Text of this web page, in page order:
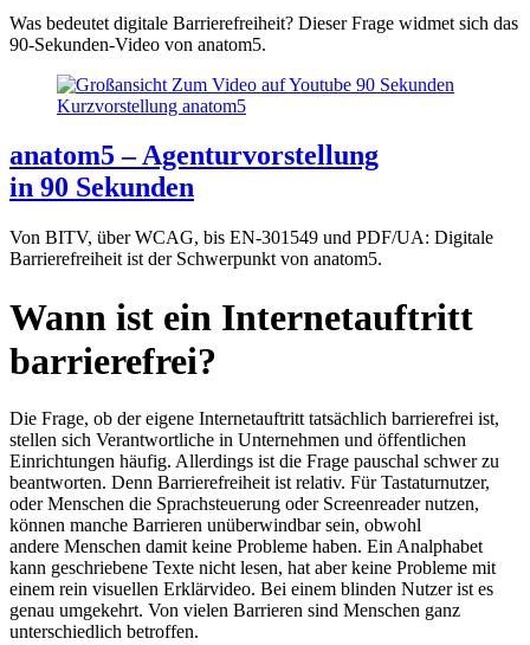
Was bedeutet digitale Barrierefreiheit? Dieser Frage widmet sich das
90-Sekunden-Video von anatom5.
anatom5 – Agenturvorstellung
in 90 Sekunden
Von BITV, über WCAG, bis EN-301549 und PDF/UA: Digitale
Barrierefreiheit ist der Schwerpunkt von anatom5.
Wann ist ein Internetauftritt
barrierefrei?
Die Frage, ob der eigene Internetauftritt tatsächlich barrierefrei ist,
stellen sich Verantwortliche in Unternehmen und öffentlichen
Einrichtungen häufig. Allerdings ist die Frage pauschal schwer zu
beantworten. Denn Barrierefreiheit ist relativ. Für Tastaturnutzer,
oder Menschen die Sprachsteuerung oder Screenreader nutzen,
können manche Barrieren unüberwindbar sein, obwohl
andere Menschen damit keine Probleme haben. Ein Analphabet
kann geschriebene Texte nicht lesen, hat aber keine Probleme mit
einem rein visuellen Erklärvideo. Bei einem blinden Nutzer ist es
genau umgekehrt. Von vielen Barrieren sind Menschen ganz
unterschiedlich betroffen.